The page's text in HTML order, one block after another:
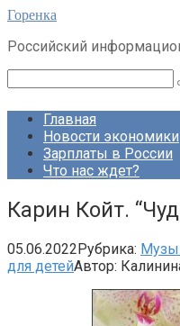
Перейти
контенту
Горенка
Российский
Главная
Новости экономики
Зарплаты в России
Что нас ждет?
Карин Койт.
05.06.2022Рубрика:
для детейАвтор: